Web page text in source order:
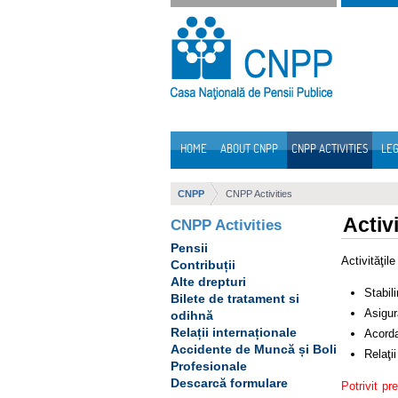
Skip to Content
HOME ABOUT CNPP CNPP ACTIVITIES
CNPP CNPP Activities
CNPP Activities
Pensii
Contribuții
Alte drepturi
Bilete de tratament si
odihnă
Relații internaționale
Accidente de Muncă și Boli
Profesionale
Descarcă formulare
Activităţile
Potrivit